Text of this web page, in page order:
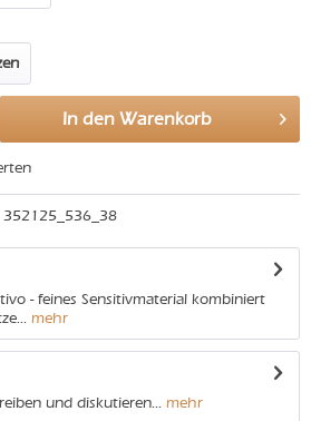
In den Warenkorb
352125_536_38
- feines Sensitivmaterial kombiniert
mehr
und diskutieren... mehr